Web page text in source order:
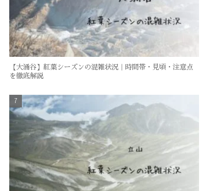
【大涌谷】紅葉シーズンの混雑状況｜時間帯・見頃・注意点
を徹底解説